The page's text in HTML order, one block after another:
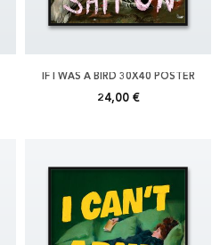
IF I WAS A BIRD 30X40 POSTER
24,00 €